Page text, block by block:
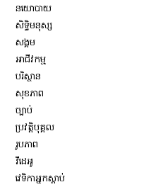
នយោបាយ
សិទ្ធិ​មនុស្ស
សង្គម
អាជីវកម្ម
បរិស្ថាន
សុខភាព
ច្បាប់
ប្រវត្តិបុគ្គល
រូបភាព
វីដេអូ
វេទិកា​អ្នក​ស្ដាប់